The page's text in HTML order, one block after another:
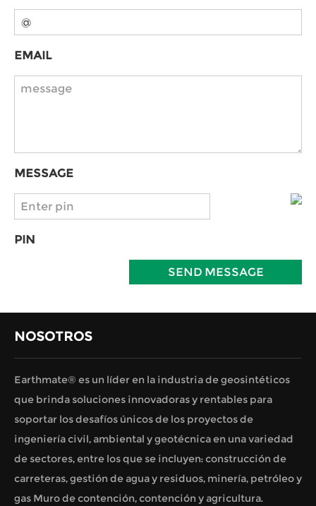
EMAIL
MESSAGE
PIN
SEND MESSAGE
NOSOTROS
Earthmate® es un líder en la industria de geosintéticos
que brinda soluciones innovadoras y rentables para
soportar los desafíos únicos de los proyectos de
ingeniería civil, ambiental y geotécnica en una variedad
de sectores, entre los que se incluyen: construcción de
carreteras, gestión de agua y residuos, minería, petróleo y
gas Muro de contención, contención y agricultura.